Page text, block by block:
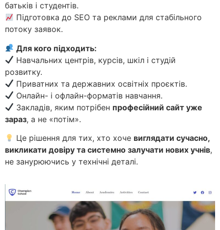
батьків і студентів.
Підготовка до SEO та реклами для стабільного
потоку заявок.
Для кого підходить:
Навчальних центрів, курсів, шкіл і студій
розвитку.
Приватних та державних освітніх проєктів.
Онлайн- і офлайн-форматів навчання.
Закладів, яким потрібен професійний сайт уже
зараз, а не «потім».
Це рішення для тих, хто хоче виглядати сучасно,
викликати довіру та системно залучати нових учнів,
не занурюючись у технічні деталі.